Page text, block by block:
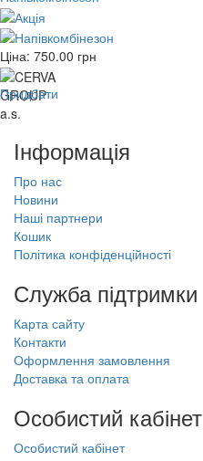
Ціна: 750.00 грн
Придбати
Інформація
Про нас
Новини
Наші партнери
Кошик
Політика конфіденційності
Служба підтримки
Карта сайту
Контакти
Оформлення замовлення
Доставка та оплата
Особистий кабінет
Особистий кабінет